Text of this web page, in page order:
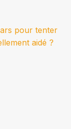
pour tenter
aidé ?